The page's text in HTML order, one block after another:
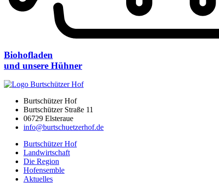
Biohofladen
und unsere Hühner
Burtschützer Hof
Burtschützer Straße 11
06729 Elsteraue
info@burtschuetzerhof.de
Burtschützer Hof
Landwirtschaft
Die Region
Hofensemble
Aktuelles